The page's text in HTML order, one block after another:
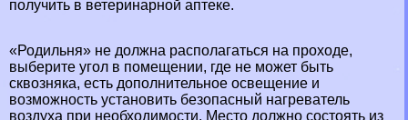
получить в ветеринарной аптеке.
«Родильня» не должна располагаться на проходе,
выберите угол в помещении, где не может быть
сквозняка, есть дополнительное освещение и
возможность установить безопасный нагреватель
воздуха при необходимости. Место должно состоять из